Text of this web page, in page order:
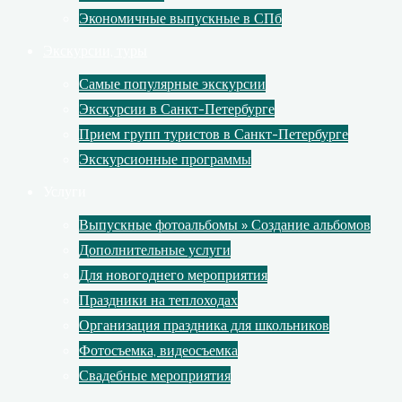
Экономичные выпускные в СПб
Самые популярные экскурсии
Экскурсии в Санкт-Петербурге
Прием групп туристов в Санкт-Петербурге
Экскурсионные программы
Выпускные фотоальбомы » Создание альбомов
Дополнительные услуги
Для новогоднего мероприятия
Праздники на теплоходах
Организация праздника для школьников
Фотосъемка, видеосъемка
Свадебные мероприятия